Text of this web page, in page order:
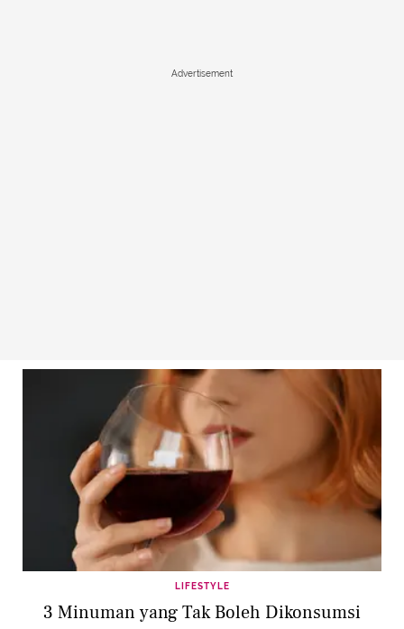
Advertisement
LIFESTYLE
3 Minuman yang Tak Boleh Dikonsumsi